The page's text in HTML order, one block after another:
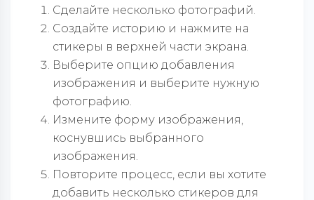
Сделайте несколько фотографий.
Создайте историю и нажмите на
стикеры в верхней части экрана.
Выберите опцию добавления
изображения и выберите нужную
фотографию.
Измените форму изображения,
коснувшись выбранного
изображения.
Повторите процесс, если вы хотите
добавить несколько стикеров для